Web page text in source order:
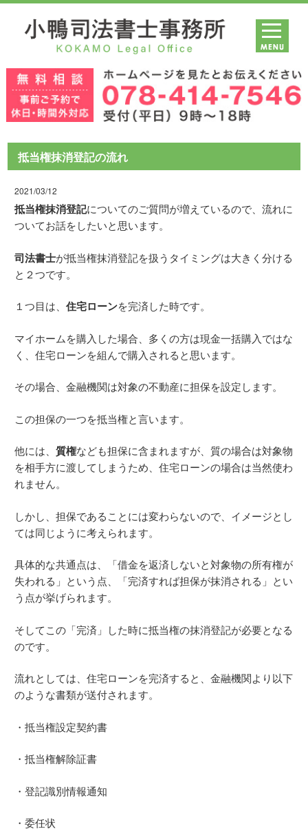
抵当権抹消登記の流れ
2021/03/12
抵当権抹消登記についてのご質問が増えているので、流れに
ついてお話をしたいと思います。
司法書士が抵当権抹消登記を扱うタイミングは大きく分ける
と２つです。
１つ目は、住宅ローンを完済した時です。
マイホームを購入した場合、多くの方は現金一括購入ではな
く、住宅ローンを組んで購入されると思います。
その場合、金融機関は対象の不動産に担保を設定します。
この担保の一つを抵当権と言います。
他には、質権なども担保に含まれますが、質の場合は対象物
を相手方に渡してしまうため、住宅ローンの場合は当然使わ
れません。
しかし、担保であることには変わらないので、イメージとし
ては同じように考えられます。
具体的な共通点は、「借金を返済しないと対象物の所有権が
失われる」という点、「完済すれば担保が抹消される」とい
う点が挙げられます。
そしてこの「完済」した時に抵当権の抹消登記が必要となる
のです。
流れとしては、住宅ローンを完済すると、金融機関より以下
のような書類が送付されます。
・抵当権設定契約書
・抵当権解除証書
・登記識別情報通知
・委任状